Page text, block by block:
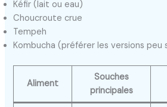
Kéfir (lait ou eau)
Choucroute crue
Tempeh
Kombucha (préférer les versions peu
Aliment
Souches
principales